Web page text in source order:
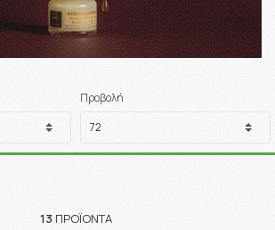
Προβολή
13ΠΡΟΪΌΝΤΑ